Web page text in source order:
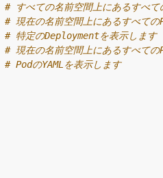
# すべての名前空間上にあるすべて
# 現在の名前空間上にあるすべての
# 特定のDeploymentを表示します
# 現在の名前空間上にあるすべての
# PodのYAMLを表示します